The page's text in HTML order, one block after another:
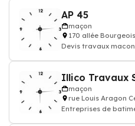
AP 45
maçon
170 allée
Devis travaux
maçon
rue Louis Aragon
Entreprises de